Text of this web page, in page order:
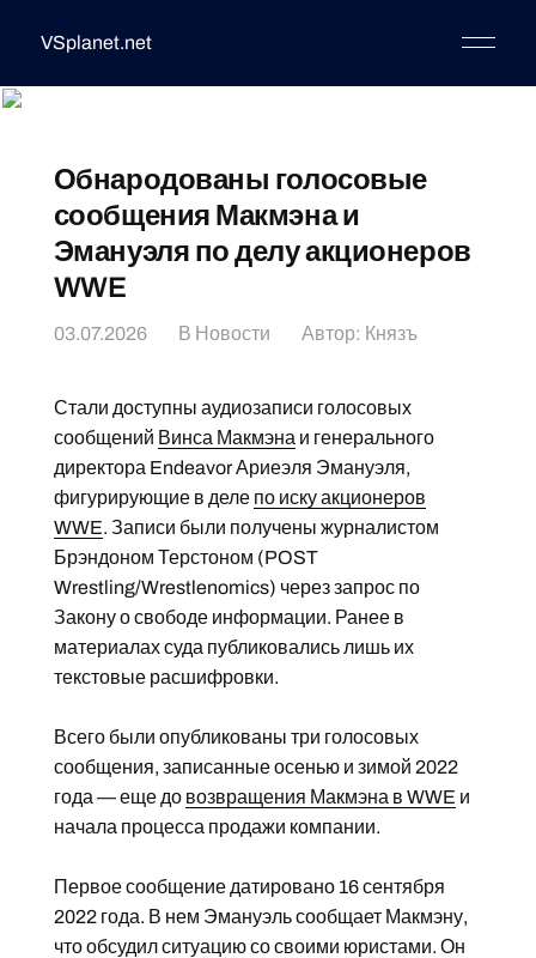
VSplanet.net
Обнародованы голосовые
сообщения Макмэна и
Эмануэля по делу акционеров
WWE
03.07.2026 В Новости Автор: Князъ
Стали доступны аудиозаписи голосовых
сообщений Винса Макмэна и генерального
директора Endeavor Ариеэля Эмануэля,
фигурирующие в деле по иску акционеров
WWE. Записи были получены журналистом
Брэндоном Терстоном (POST
Wrestling/Wrestlenomics) через запрос по
Закону о свободе информации. Ранее в
материалах суда публиковались лишь их
текстовые расшифровки.
Всего были опубликованы три голосовых
сообщения, записанные осенью и зимой 2022
года — еще до возвращения Макмэна в WWE и
начала процесса продажи компании.
Первое сообщение датировано 16 сентября
2022 года. В нем Эмануэль сообщает Макмэну,
что обсудил ситуацию со своими юристами. Он